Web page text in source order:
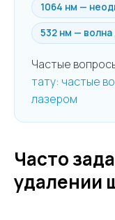
1064 нм —
532 нм — волна
Частые
тату: частые
лазером
Часто
удалении